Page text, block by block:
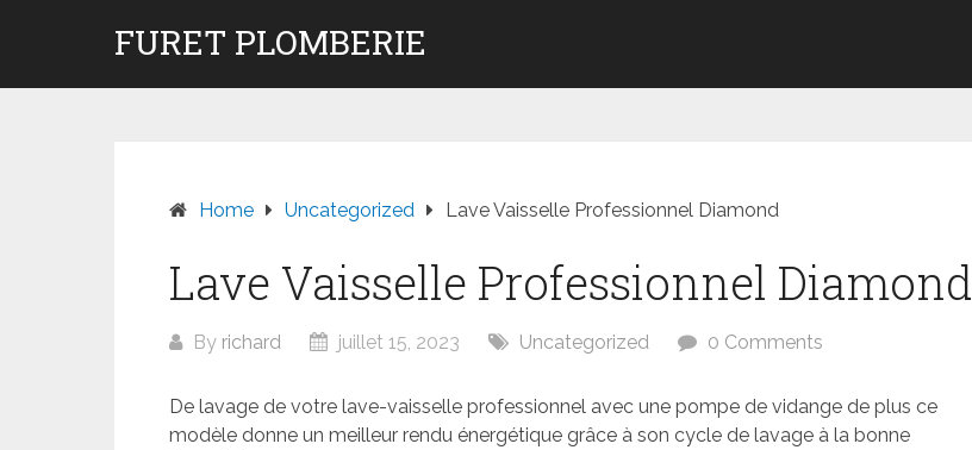
FURET PLOMBERIE
Home Uncategorized Lave Vaisselle Professionnel Diamond
Lave Vaisselle Professionnel Diamond
By richard juillet 15, 2023 Uncategorized 0 Comments
De lavage de votre lave-vaisselle professionnel avec une pompe de vidange de plus ce
modèle donne un meilleur rendu énergétique grâce à son cycle de lavage à la bonne